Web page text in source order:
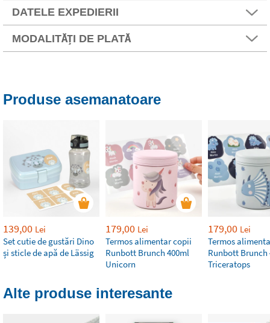
DATELE EXPEDIERII
MODALITĂȚI DE PLATĂ
Produse asemanatoare
139,00 Lei
Set cutie de gustări Dino
și sticle de apă de Lässig
179,00 Lei
Termos alimentar copii
Runbott Brunch 400ml
Unicorn
179,00 Lei
Termos
Runbott Brunch
Triceratops
Alte produse interesante